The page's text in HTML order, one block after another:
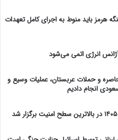
هرمز باید منوط به اجرای کامل تعهدات
آژانس انرژی اتمی می‌شود
و حملات عربستان، عملیات وسیع و
انجام دادیم